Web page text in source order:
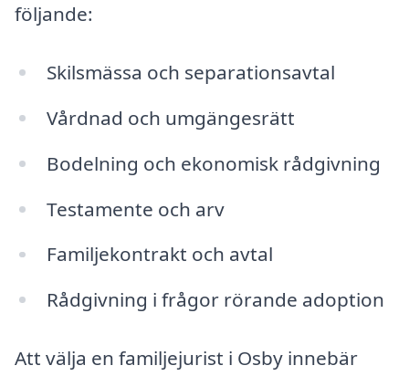
följande:
Skilsmässa och separationsavtal
Vårdnad och umgängesrätt
Bodelning och ekonomisk rådgivning
Testamente och arv
Familjekontrakt och avtal
Rådgivning i frågor rörande adoption
Att välja en familjejurist i Osby innebär